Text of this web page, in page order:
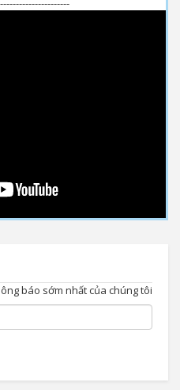
báo sớm nhất của chúng tôi